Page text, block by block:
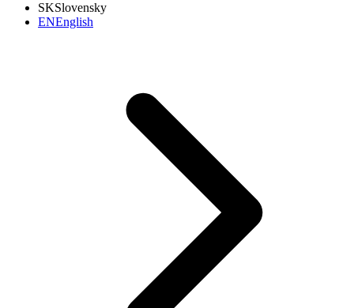
SKSlovensky
ENEnglish